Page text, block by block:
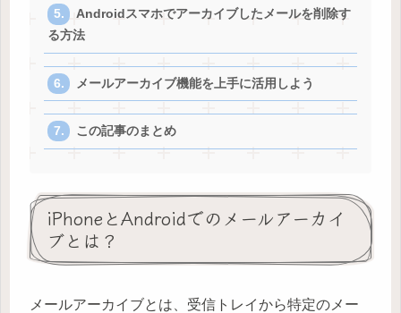
Androidスマホでアーカイブしたメールを削除す
る方法
メールアーカイブ機能を上手に活用しよう
この記事のまとめ
iPhoneとAndroidでのメールアーカイ
ブとは？
メールアーカイブとは、受信トレイから特定のメー